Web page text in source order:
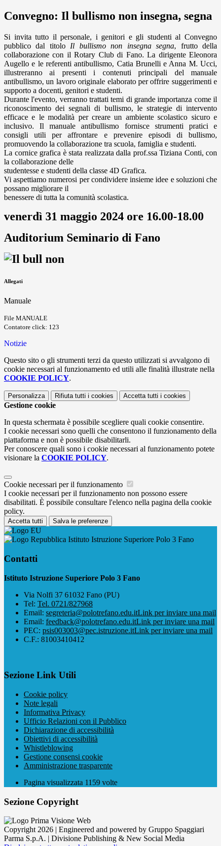
Convegno: Il bullismo non insegna, segna
Si invita tutto il personale, i genitori e gli studenti al Convegno
pubblico dal titolo Il bullismo non insegna segna, frutto della
collaborazione con il Rotary Club di Fano. La dirigente Eleonora
Augello e le referenti antibullismo, Catia Brunelli e Anna M. Ucci,
illustreranno ai presenti i contenuti principali del manuale
antibullismo, un lavoro originale elaborato per offrire suggerimenti e
supporto a docenti, genitori e studenti.
Durante l'evento, verranno trattati temi di grande importanza come il
riconoscimento dei segnali di bullismo, le strategie di intervento
efficace e le modalità per creare un ambiente scolastico sicuro e
inclusivo. Il manuale antibullismo fornisce strumenti pratici e
consigli utili per affrontare e prevenire episodi di bullismo,
promuovendo la collaborazione tra scuola, famiglia e studenti.
La cornice grafica è stata realizzata dalla prof.ssa Tiziana Conti, con
la collaborazione delle
studentesse e studenti della classe 4D Grafica.
Vi aspettiamo numerosi per condividere insieme idee e soluzioni che
possano migliorare il
benessere di tutta la comunità scolastica.
venerdì 31 maggio 2024 ore 16.00-18.00
Auditorium Seminario di Fano
Allegati
Manuale
File MANUALE
Contatore click: 123
Notizie
Questo sito o gli strumenti terzi da questo utilizzati si avvalgono di
cookie necessari al funzionamento ed utili alle finalità illustrate nella
COOKIE POLICY.
Personalizza Rifiuta tutti i cookies Accetta tutti i cookies
Gestione cookie
In questa schermata è possibile scegliere quali cookie consentire.
I cookie necessari sono quelli che consentono il funzionamento della
piattaforma e non è possibile disabilitarli.
Per conoscere quali sono i cookie necessari al funzionamento potete
visionare la COOKIE POLICY.
Cookie necessari per il funzionamento
I cookie necessari per il funzionamento non possono essere
disabilitati. È possibile consultare l'elenco nella pagina della cookie
policy.
Accetta tutti Salva le preferenze
Istituto Istruzione Superiore Polo 3 Fano
Contatti
Istituto Istruzione Superiore Polo 3 Fano
Via Nolfi 37 61032 Fano (PU)
Tel: Tel. 0721/827968
Email: segreteria@polotrefano.e​du.itLink per inviare una mail
Email: feedback@polotrefano.edu.itLink per inviare una mail
PEC: psis003003@pec.istruzione.itLink per inviare una mail
C.F.: 81003410412
Sezione Link Utili
Cookie policy
Note legali
Informativa Privacy
Ufficio Relazioni con il Pubblico
Dichiarazione di accessibilità
Obiettivi di accessibilità
Whistleblowing
Gestione consensi cookie
Amministrazione trasparente
Pagina visualizzata 1159 volte
Sezione Copyright
Copyright 2026 | Engineered and powered by Gruppo Spaggiari
Parma S.p.A. | Divisione Publishing & New Social Media